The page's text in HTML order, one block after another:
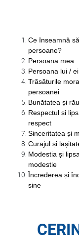
Ce înseamnă
persoane?
Persoana mea
Persoana lui / ei
Trăsăturile
persoanei
Bunătatea și
Respectul și
respect
Sinceritatea și
Curajul și
Modestia și
modestie
Încrederea și
sine